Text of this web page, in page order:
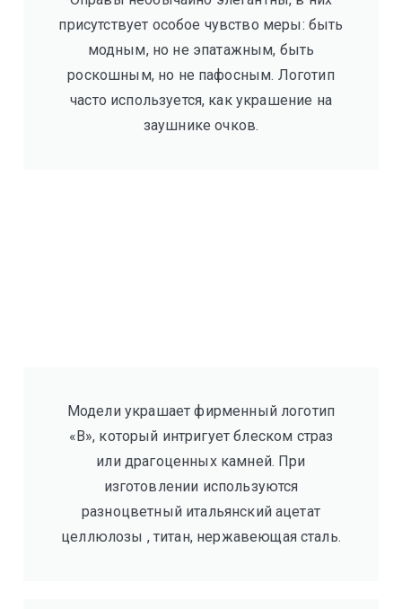
присутствует особое чувство меры: быть
модным, но не эпатажным, быть
роскошным, но не пафосным. Логотип
часто используется, как украшение на
заушнике очков.
Модели украшает фирменный логотип
«B», который интригует блеском страз
или драгоценных камней. При
изготовлении используются
разноцветный итальянский ацетат
целлюлозы , титан, нержавеющая сталь.